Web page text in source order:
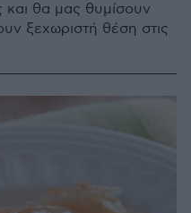
θα μας θυμίσουν
ξεχωριστή θέση στις